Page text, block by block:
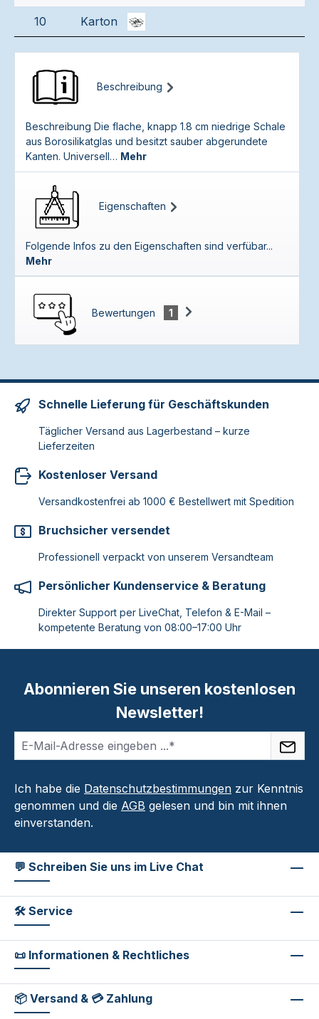
10 Karton
Beschreibung
Beschreibung Die flache, knapp 1.8 cm niedrige Schale
aus Borosilikatglas und besitzt sauber abgerundete
Kanten. Universell… Mehr
Eigenschaften
Folgende Infos zu den Eigenschaften sind verfübar...
Mehr
Bewertungen 1
Schnelle Lieferung für Geschäftskunden
Täglicher Versand aus Lagerbestand – kurze
Lieferzeiten
Kostenloser Versand
Versandkostenfrei ab 1000 € Bestellwert mit Spedition
Bruchsicher versendet
Professionell verpackt von unserem Versandteam
Persönlicher Kundenservice & Beratung
Direkter Support per LiveChat, Telefon & E-Mail –
kompetente Beratung von 08:00–17:00 Uhr
Abonnieren Sie unseren kostenlosen
Newsletter!
Ich habe die Datenschutzbestimmungen zur Kenntnis
genommen und die AGB gelesen und bin mit ihnen
einverstanden.
💬 Schreiben Sie uns im Live Chat
🛠 Service
📜 Informationen & Rechtliches
📦 Versand & 💳 Zahlung